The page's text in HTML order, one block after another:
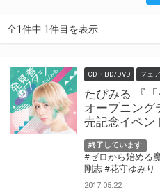
全1件中 1件目を表示
CD・BD/DVD フェ
たぴみる 『
オープニング
売記念イベン
終了しています
#ゼロから始める
剛志 #花守ゆみり
2017.05.22